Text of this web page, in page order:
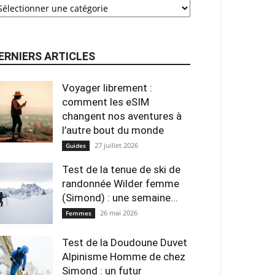
ARTICLES
Voyager librement :
comment les eSIM
changent nos aventures à
l’autre bout du monde
Guides 27 juillet 2026
Test de la tenue de ski de
randonnée Wilder femme
(Simond) : une semaine...
Femmes 26 mai 2026
Test de la Doudoune Duvet
Alpinisme Homme de chez
Simond : un futur